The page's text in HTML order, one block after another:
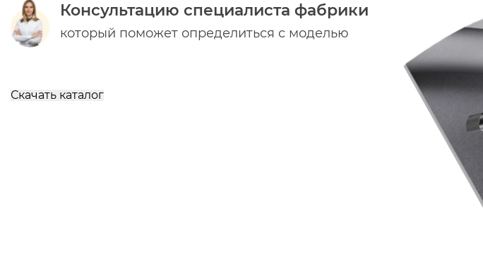
Консультацию специалиста фабрики
который поможет определиться с моделью
Скачать каталог